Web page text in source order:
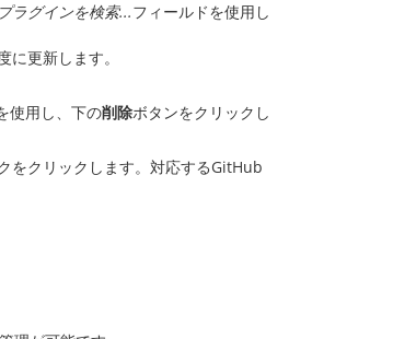
プラグインを検索...フィールドを使用し
更新します。
使用し、下の削除ボタンをクリックし
をクリックします。対応するGitHub